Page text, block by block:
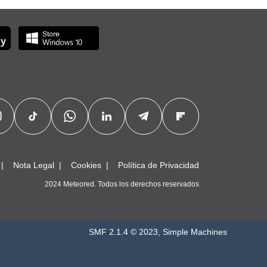
Nota Legal Cookies Política de Privacidad
2024 Meteored. Todos los derechos reservados
SMF 2.1.4 © 2023, Simple Machines